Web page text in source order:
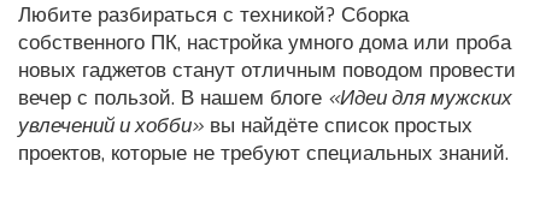
Любите разбираться с техникой? Сборка
собственного ПК, настройка умного дома или проба
новых гаджетов станут отличным поводом провести
вечер с пользой. В нашем блоге «Идеи для мужских
увлечений и хобби» вы найдёте список простых
проектов, которые не требуют специальных знаний.